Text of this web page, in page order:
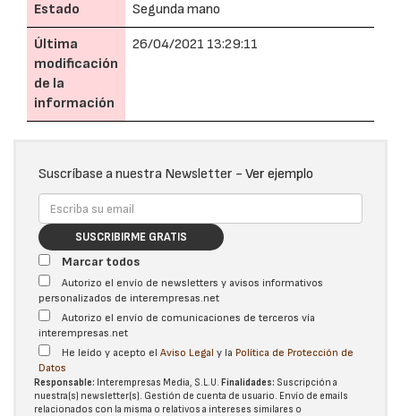
Estado Segunda mano
Última
modificación
de la
información
26/04/2021 13:29:11
Suscríbase a nuestra Newsletter - Ver ejemplo
SUSCRIBIRME GRATIS
Marcar todos
Autorizo el envío de newsletters y avisos informativos
personalizados de interempresas.net
Autorizo el envío de comunicaciones de terceros vía
interempresas.net
He leído y acepto el Aviso Legal y la Política de Protección de
Datos
Responsable: Interempresas Media, S.L.U. Finalidades: Suscripción a
nuestra(s) newsletter(s). Gestión de cuenta de usuario. Envío de emails
relacionados con la misma o relativos a intereses similares o